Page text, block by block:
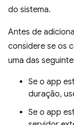
do sistema.
Antes de
considere se os
uma das
Se o app
duração,
Se o app